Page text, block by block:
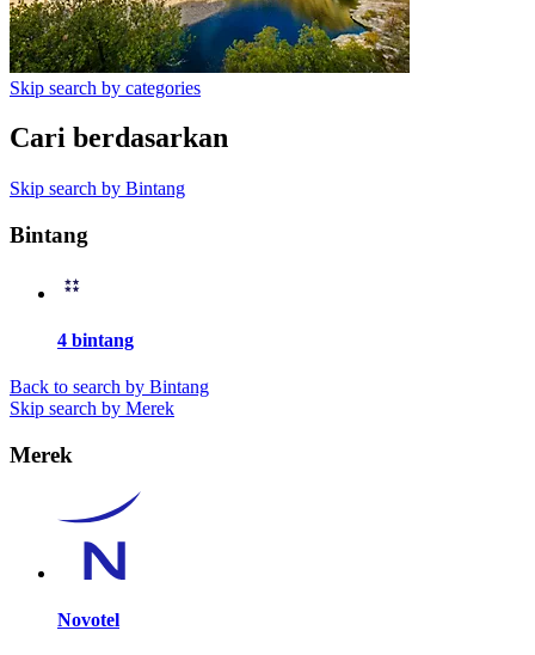
Skip search by categories
Cari berdasarkan
Skip search by Bintang
Bintang
4 bintang
Back to search by Bintang
Skip search by Merek
Merek
Novotel